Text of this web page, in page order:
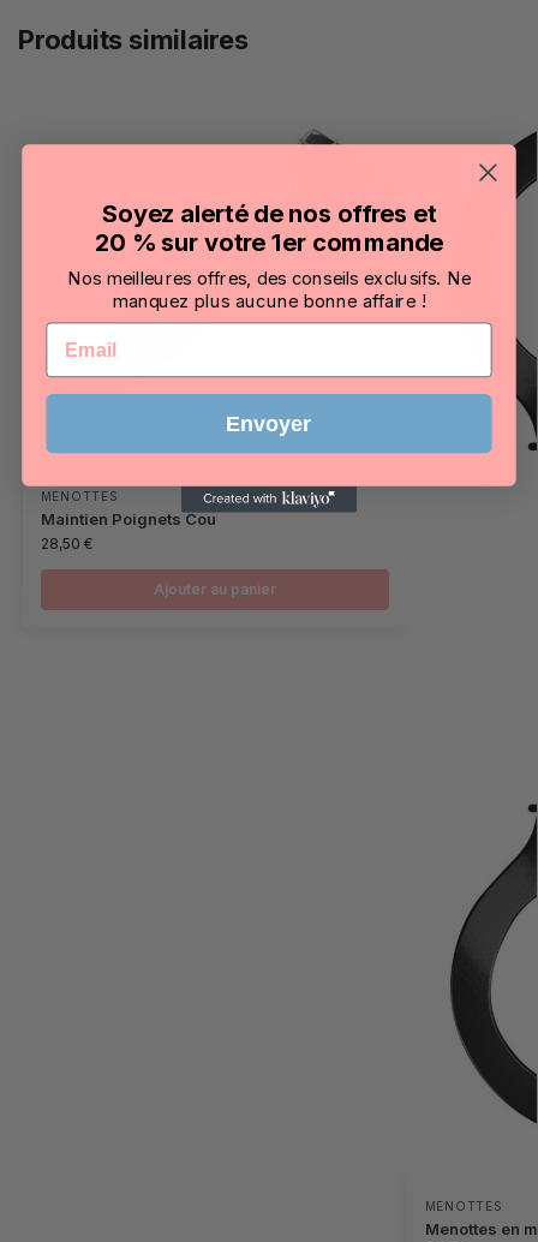
Produits similaires
MENOTTES
Maintien Poignets Cou
28,50 €
Ajouter au panier
MENOTTES
Menottes en
Soyez alerté de nos offres et
20 % sur votre 1er commande
Nos meilleures offres, des conseils exclusifs. Ne
manquez plus aucune bonne affaire !
Email
Envoyer